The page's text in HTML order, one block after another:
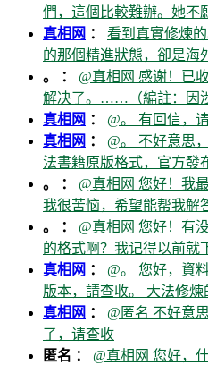
們，這個比較難辦。她不
真相网 ： 看到真實修煉
的那個精進狀態，卻是海
。 ： @真相网 感谢！已
解决了。……（編註：因
真相网 ： @。 有回信，
真相网 ： @。 不好意思
法書籍原版格式，官方發
。 ： @真相网 您好！我
我很苦恼，希望能帮我解
。 ： @真相网 您好！有
的格式啊？我记得以前就
真相网 ： @。 您好，資
版本，請查收。 大法修煉
真相网 ： @匿名 不好意
了，请查收
匿名 ： @真相网 您好，